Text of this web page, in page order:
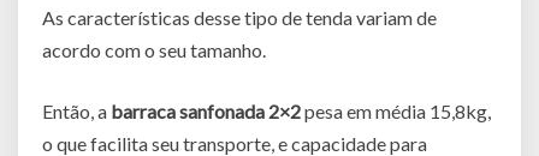
As características desse tipo de tenda variam de
acordo com o seu tamanho.
Então, a barraca sanfonada 2×2pesa em média 15,8kg,
o que facilita seu transporte, e capacidade para